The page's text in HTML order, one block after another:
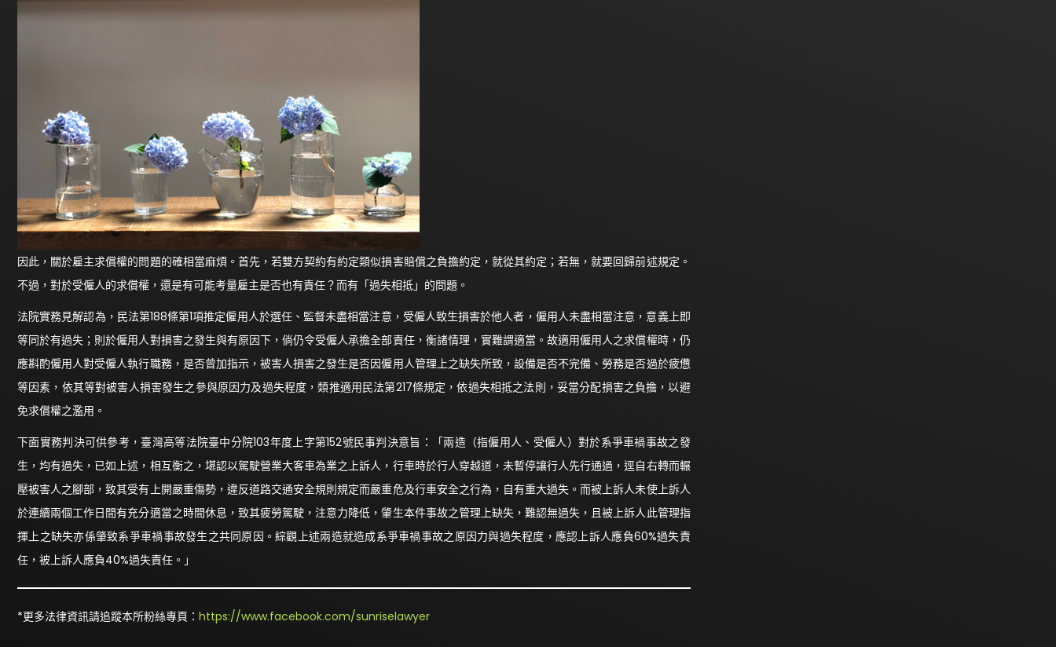
因此，關於雇主求償權的問題的確相當麻煩。首先，若雙方契約有約定類似損害賠償之負擔約定，就從其約定；若無，就要回歸前述規定。
不過，對於受僱人的求償權，還是有可能考量雇主是否也有責任？而有「過失相抵」的問題。
法院實務見解認為，民法第188條第1項推定僱用人於選任、監督未盡相當注意，受僱人致生損害於他人者，僱用人未盡相當注意，意義上即
等同於有過失；則於僱用人對損害之發生與有原因下，倘仍令受僱人承擔全部責任，衡諸情理，實難謂適當。故適用僱用人之求償權時，仍
應斟酌僱用人對受僱人執行職務，是否曾加指示，被害人損害之發生是否因僱用人管理上之缺失所致，設備是否不完備、勞務是否過於疲憊
等因素，依其等對被害人損害發生之參與原因力及過失程度，類推適用民法第217條規定，依過失相抵之法則，妥當分配損害之負擔，以避
免求償權之濫用。
下面實務判決可供參考，臺灣高等法院臺中分院103年度上字第152號民事判決意旨：「兩造（指僱用人、受僱人）對於系爭車禍事故之發
生，均有過失，已如上述，相互衡之，堪認以駕駛營業大客車為業之上訴人，行車時於行人穿越道，未暫停讓行人先行通過，逕自右轉而輾
壓被害人之腳部，致其受有上開嚴重傷勢，違反道路交通安全規則規定而嚴重危及行車安全之行為，自有重大過失。而被上訴人未使上訴人
於連續兩個工作日間有充分適當之時間休息，致其疲勞駕駛，注意力降低，肇生本件事故之管理上缺失，難認無過失，且被上訴人此管理指
揮上之缺失亦係肇致系爭車禍事故發生之共同原因。綜觀上述兩造就造成系爭車禍事故之原因力與過失程度，應認上訴人應負60%過失責
任，被上訴人應負40%過失責任。」
*更多法律資訊請追蹤本所粉絲專頁： https://www.facebook.com/sunriselawyer